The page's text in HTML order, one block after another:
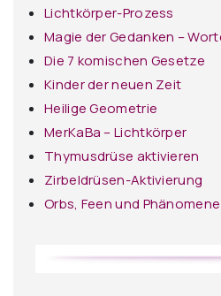
Lichtkörper-Prozess
Magie der Gedanken –
Die 7 komischen Gesetze
Kinder der neuen Zeit
Heilige Geometrie
MerKaBa – Lichtkörper
Thymusdrüse aktivieren
Zirbeldrüsen-Aktivierung
Orbs, Feen und Phänomene